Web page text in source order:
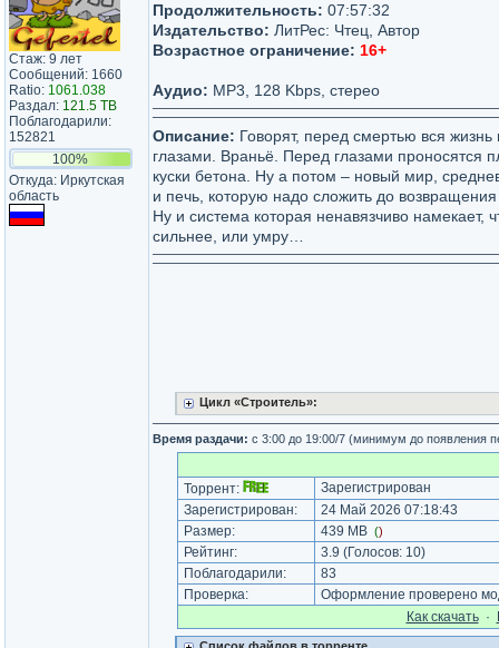
Стаж: 9 лет
Сообщений: 1660
Ratio: 1061.038
Раздал: 121.5 TB
Поблагодарили:
152821
100%
Откуда: Иркутская
область
Продолжительность: 07:57:32
Издательство: ЛитРес: Чтец, Автор
Возрастное ограничение: 16+
Аудио: MP3, 128 Kbps, стерео
Описание: Говорят, перед смертью вся
глазами. Враньё. Перед глазами проносятся
куски бетона. Ну а потом – новый мир,
и печь, которую надо сложить до возвращения
Ну и система которая ненавязчиво намекает,
сильнее, или умру…
Цикл «Строитель»:
Время раздачи: с 3:00 до 19:00/7 (минимум до появления
Торрент:
Зарегистрирован
Зарегистрирован:
24 Май 2026 07:18:43
Размер:
439 MB ()
Рейтинг: 3.9 (Голосов: 10)
Поблагодарили:
83
Проверка:
Оформление проверено
Как cкачать·